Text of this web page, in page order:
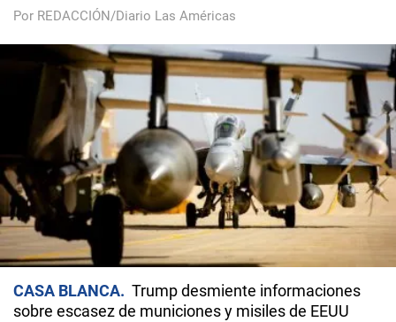
Por REDACCIÓN/Diario Las Américas
CASA BLANCA
Trump desmiente informaciones
sobre escasez de municiones y misiles de EEUU